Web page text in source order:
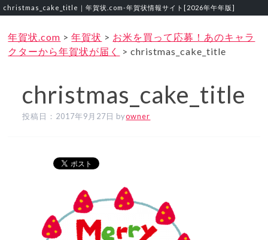
christmas_cake_title｜年賀状.com‐年賀状情報サイト[2026年午年版]
年賀状.com >年賀状 > お米を買って応募！あのキャラ
クターから年賀状が届く
>christmas_cake_title
christmas_cake_title
投稿日： 2017年9月27日 byowner